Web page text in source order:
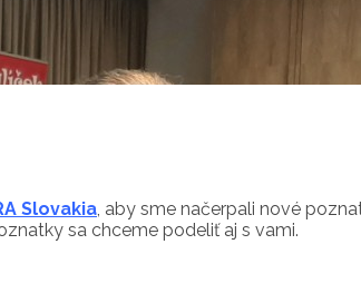
Slovakia, aby sme načerpali nové
sa chceme podeliť aj s vami.